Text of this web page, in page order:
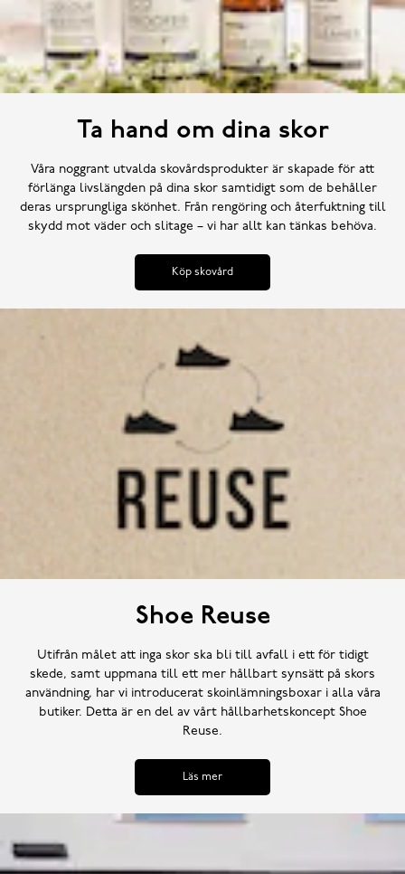
Ta hand om dina skor
Våra noggrant utvalda skovårdsprodukter är skapade för att
förlänga livslängden på dina skor samtidigt som de behåller
deras ursprungliga skönhet. Från rengöring och återfuktning till
skydd mot väder och slitage – vi har allt kan tänkas behöva.
Köp skovård
Shoe Reuse
Utifrån målet att inga skor ska bli till avfall i ett för tidigt
skede, samt uppmana till ett mer hållbart synsätt på skors
användning, har vi introducerat skoinlämningsboxar i alla våra
butiker. Detta är en del av vårt hållbarhetskoncept Shoe
Reuse.
Läs mer